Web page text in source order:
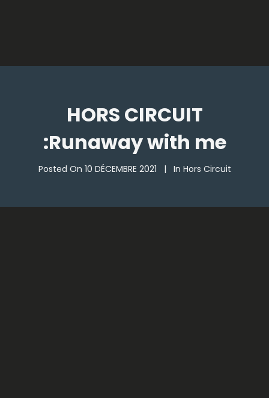
HORS CIRCUIT
:Runaway with me
Posted On 10 DÉCEMBRE 2021 In Hors Circuit